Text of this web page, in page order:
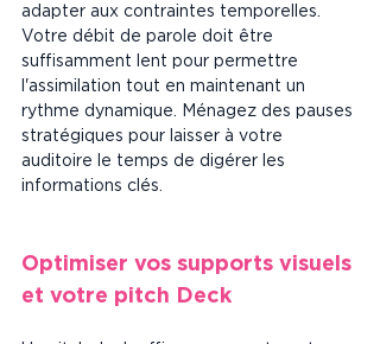
adapter aux contraintes temporelles.
Votre débit de parole doit être
suffisamment lent pour permettre
l'assimilation tout en maintenant un
rythme dynamique. Ménagez des pauses
stratégiques pour laisser à votre
auditoire le temps de digérer les
informations clés.
Optimiser vos supports visuels
et votre pitch Deck